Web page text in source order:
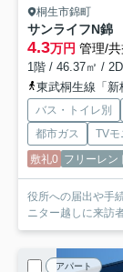
桐生市錦町
サンライフN
4.3万円 管理/
1階 / 46.37㎡ /
東武桐生線「
バス・トイレ別
都市ガス
TVモ
敷礼0 フリーレン
役所への届出や手
ニター越しに来訪
アパート